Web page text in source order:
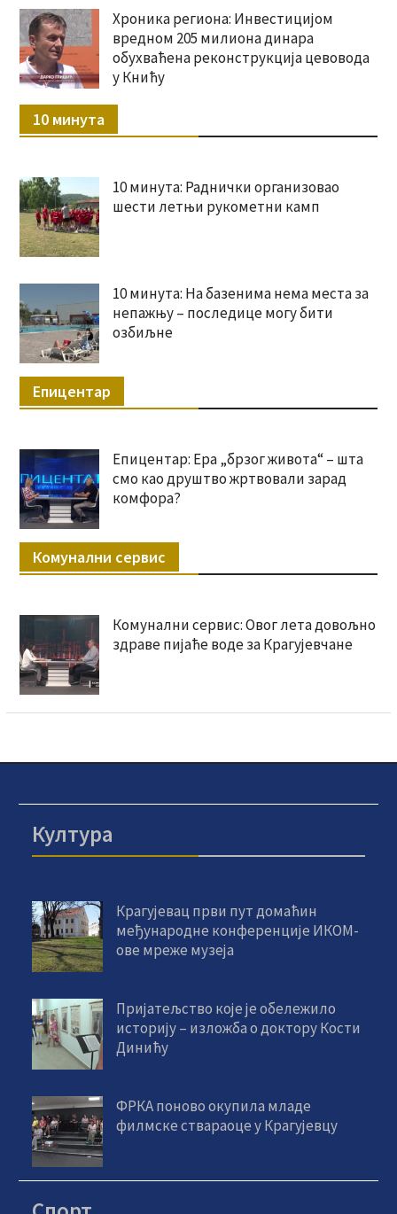
Хроника региона: Инвестицијом
вредном 205 милиона динара
обухваћена реконструкција цевовода
у Книћу
10 минута
10 минута: Раднички организовао
шести летњи рукометни камп
10 минута: На базенима нема места за
непажњу – последице могу бити
озбиљне
Епицентар
Епицентар: Ера „брзог живота“ – шта
смо као друштво жртвовали зарад
комфора?
Комунални сервис
Комунални сервис: Овог лета довољно
здраве пијаће воде за Крагујевчане
Култура
Крагујевац први пут домаћин
међународне конференције ИКОМ-
ове мреже музеја
Пријатељство које је обележило
историју – изложба о доктору Кости
Динићу
ФРКА поново окупила младе
филмске ствараоце у Крагујевцу